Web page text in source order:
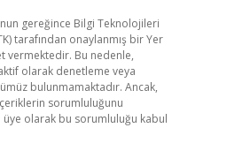
gereğince Bilgi Teknolojileri
tarafından onaylanmış bir Yer
vermektedir. Bu nedenle,
olarak denetleme veya
bulunmamaktadır. Ancak,
sorumluluğunu
üye olarak bu sorumluluğu kabul